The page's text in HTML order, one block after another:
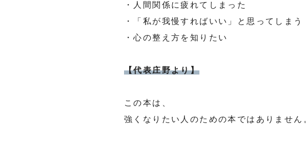
・人間関係に疲れてしまった
・「私が我慢すればいい」と思ってしまう
・心の整え方を知りたい
【代表庄野より】
この本は、
強くなりたい人のための本ではありません